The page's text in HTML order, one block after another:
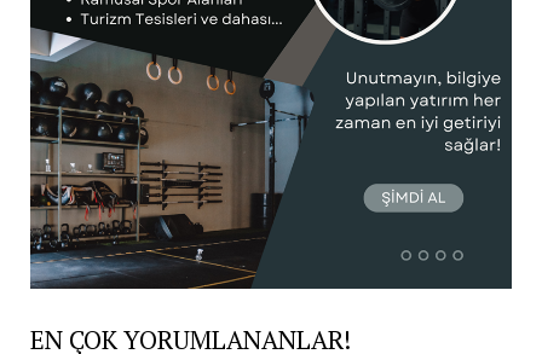
EN ÇOK YORUMLANANLAR!